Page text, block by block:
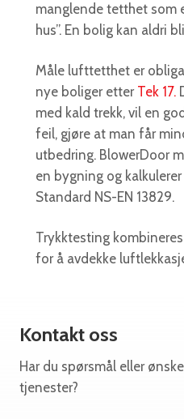
Kontakt oss
Har du spørsmål eller
tjenester?
manglende tetthet som
hus”. En bolig kan aldri
Måle lufttetthet er
nye boliger etter Tek 17.
med kald trekk, vil en
feil, gjøre at man får
utbedring. BlowerDoor
en bygning og
Standard NS-EN 13829.
Trykktesting
for å avdekke